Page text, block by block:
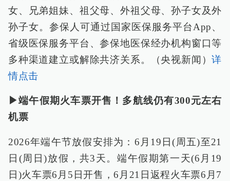
女、兄弟姐妹、祖父母、外祖父母、孙子女及外
孙子女。参保人可通过国家医保服务平台App、
省级医保服务平台、参保地医保经办机构窗口等
多种渠道建立或解除共济关系。（央视新闻）详
情点击
▶端午假期火车票开售！多航线仍有300元左右
机票
2026年端午节放假安排为：6月19日(周五)至21
日(周日)放假，共3天。端午假期第一天(6月19
日)火车票6月5日开售，6月21日返程火车票6月7